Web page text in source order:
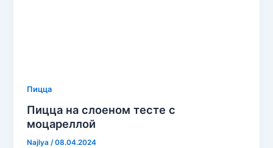
Пицца
Пицца на слоеном тесте с
моцареллой
Najlya/08.04.2024